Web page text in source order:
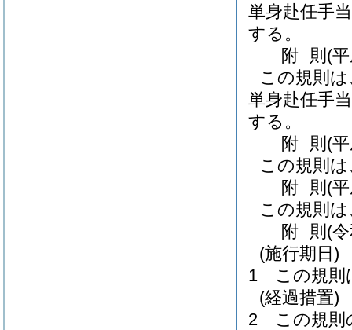
単身赴任手
する。
附 則 (
この規則
単身赴任手
する。
附 則 (
この規則
附 則 (
この規則
附 則 (
(施行期日)
1
この規則
(経過措置)
2
この規則